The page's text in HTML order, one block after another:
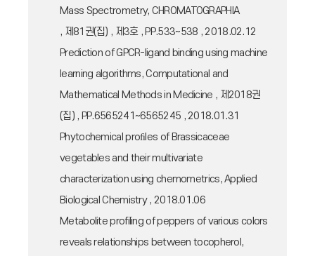
Mass Spectrometry, CHROMATOGRAPHIA
, 제81권(집) , 제3호 , PP.533~538 , 2018.02.12
Prediction of GPCR-ligand binding using machine
learning algorithms, Computational and
Mathematical Methods in Medicine , 제2018권
(집) , PP.6565241~6565245 , 2018.01.31
Phytochemical proﬁles of Brassicaceae
vegetables and their multivariate
characterization using chemometrics, Applied
Biological Chemistry , 2018.01.06
Metabolite profiling of peppers of various colors
reveals relationships between tocopherol,